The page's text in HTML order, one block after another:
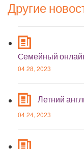
Другие
Cемейный
04 28, 2023
Летний
04 24, 2023